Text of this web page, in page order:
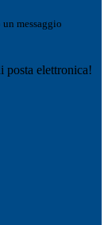
messaggio
posta elettronica!